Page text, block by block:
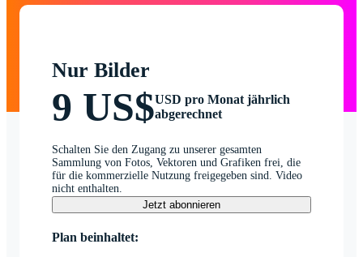
Nur Bilder
9 US$USD pro Monat jährlich
abgerechnet
Schalten Sie den Zugang zu unserer gesamten
Sammlung von Fotos, Vektoren und Grafiken frei, die
für die kommerzielle Nutzung freigegeben sind. Video
nicht enthalten.
Jetzt abonnieren
Plan beinhaltet: